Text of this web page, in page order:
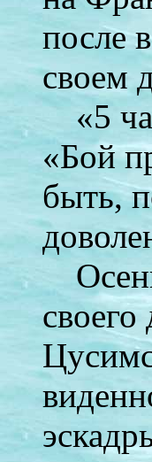
после
своем
«5
«Бой
быть,